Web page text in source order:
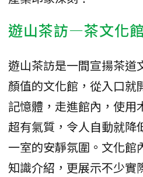
遊山茶訪—茶文化
遊山茶訪是一間宣揚茶道
顏值的文化館，從入口就
記憶體，走進館內，使用
超有氣質，令人自動就降
一室的安靜氛圍。文化館
知識介紹，更展示不少實